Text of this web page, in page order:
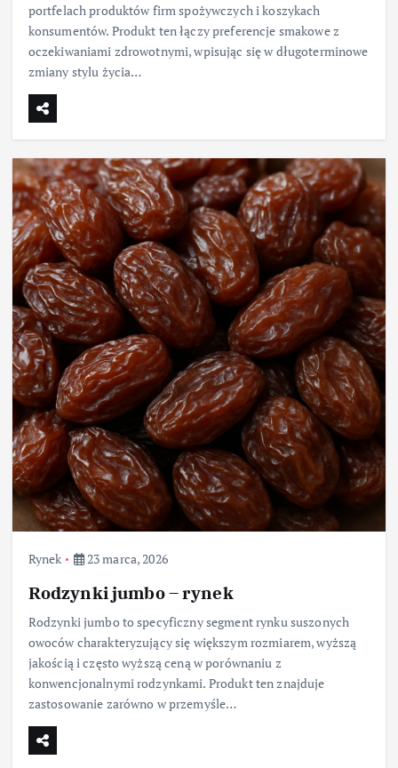
portfelach produktów firm spożywczych i koszykach
konsumentów. Produkt ten łączy preferencje smakowe z
oczekiwaniami zdrowotnymi, wpisując się w długoterminowe
zmiany stylu życia…
Rynek 23 marca, 2026
Rodzynki jumbo – rynek
Rodzynki jumbo to specyficzny segment rynku suszonych
owoców charakteryzujący się większym rozmiarem, wyższą
jakością i często wyższą ceną w porównaniu z
konwencjonalnymi rodzynkami. Produkt ten znajduje
zastosowanie zarówno w przemyśle…